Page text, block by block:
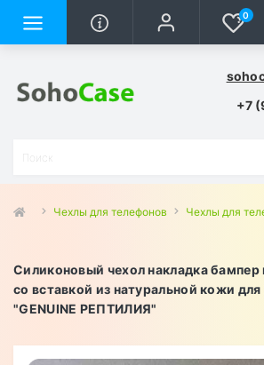
0
+7
Чехлы для телефонов Чехлы для
Силиконовый чехол накладка
со вставкой из натуральной кожи
"GENUINE РЕПТИЛИЯ"